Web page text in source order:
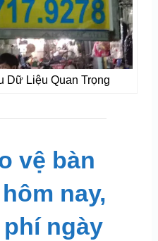
Dữ Liệu Quan Trọng
vệ bàn
nay,
ngày